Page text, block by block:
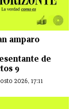
amparo
de
9
2026, 17:11